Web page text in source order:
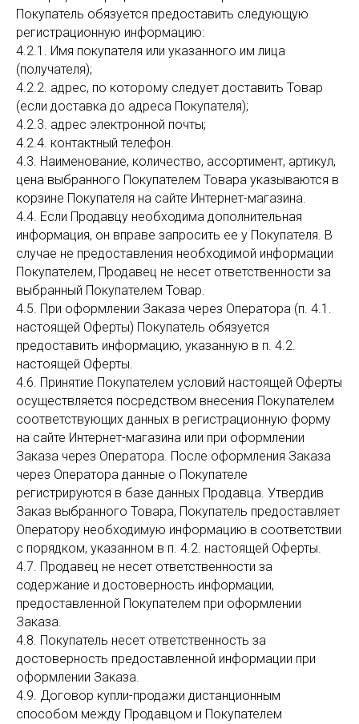
Покупатель обязуется предоставить следующую
регистрационную информацию:
4.2.1. Имя покупателя или указанного им лица
(получателя);
4.2.2. адрес, по которому следует доставить Товар
(если доставка до адреса Покупателя);
4.2.3. адрес электронной почты;
4.2.4. контактный телефон.
4.3. Наименование, количество, ассортимент, артикул,
цена выбранного Покупателем Товара указываются в
корзине Покупателя на сайте Интернет-магазина.
4.4. Если Продавцу необходима дополнительная
информация, он вправе запросить ее у Покупателя. В
случае не предоставления необходимой информации
Покупателем, Продавец не несет ответственности за
выбранный Покупателем Товар.
4.5. При оформлении Заказа через Оператора (п. 4.1.
настоящей Оферты) Покупатель обязуется
предоставить информацию, указанную в п. 4.2.
настоящей Оферты.
4.6. Принятие Покупателем условий настоящей Оферты
осуществляется посредством внесения Покупателем
соответствующих данных в регистрационную форму
на сайте Интернет-магазина или при оформлении
Заказа через Оператора. После оформления Заказа
через Оператора данные о Покупателе
регистрируются в базе данных Продавца. Утвердив
Заказ выбранного Товара, Покупатель предоставляет
Оператору необходимую информацию в соответствии
с порядком, указанном в п. 4.2. настоящей Оферты.
4.7. Продавец не несет ответственности за
содержание и достоверность информации,
предоставленной Покупателем при оформлении
Заказа.
4.8. Покупатель несет ответственность за
достоверность предоставленной информации при
оформлении Заказа.
4.9. Договор купли-продажи дистанционным
способом между Продавцом и Покупателем